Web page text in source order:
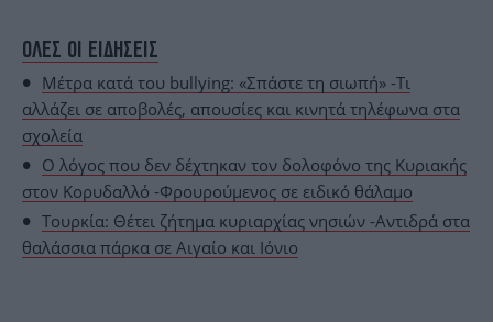
ΟΛΕΣ ΟΙ ΕΙΔΗΣΕΙΣ
Μέτρα κατά του bullying: «Σπάστε τη σιωπή» -Τι
αλλάζει σε αποβολές, απουσίες και κινητά τηλέφωνα στα
σχολεία
Ο λόγος που δεν δέχτηκαν τον δολοφόνο της Κυριακής
στον Κορυδαλλό -Φρουρούμενος σε ειδικό θάλαμο
Τουρκία: Θέτει ζήτημα κυριαρχίας νησιών -Αντιδρά στα
θαλάσσια πάρκα σε Αιγαίο και Ιόνιο